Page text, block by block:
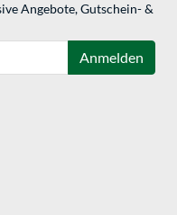
Angebote, Gutschein- &
Anmelden